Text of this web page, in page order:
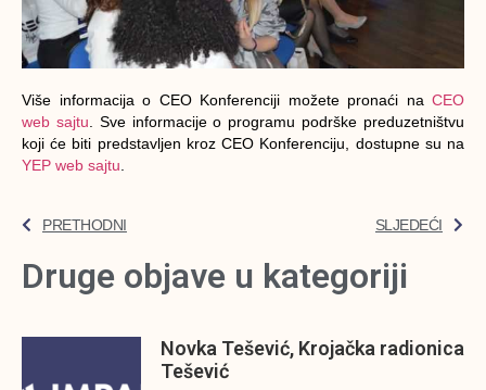
Više informacija o CEO Konferenciji možete pronaći na CEO
web sajtu. Sve informacije o programu podrške preduzetništvu
koji će biti predstavljen kroz CEO Konferenciju, dostupne su na
YEP web sajtu.
PRETHODNI SLJEDEĆI
Druge objave u kategoriji
Novka Tešević, Krojačka radionica
Tešević